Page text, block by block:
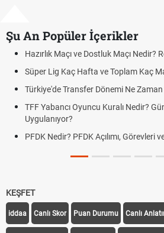
Şu An Popüler İçerikler
Maçı ve Dostluk Maçı Nedir? Resmî
Kaç Hafta ve Toplam Kaç Maç Oynanır?
Transfer Dönemi Ne Zaman Başlıyor ve
Oyuncu Kuralı Nedir? Güncel Sezonda
PFDK Açılımı, Görevleri ve Karar Süreci
KEŞFET
iddaa Canlı Skor Puan Durumu Canlı